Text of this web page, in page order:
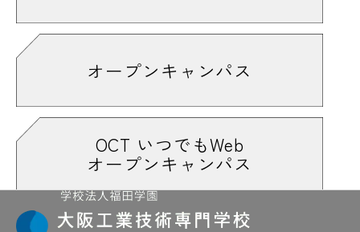
オープンキャンパス
OCT いつでもWeb
オープンキャンパス